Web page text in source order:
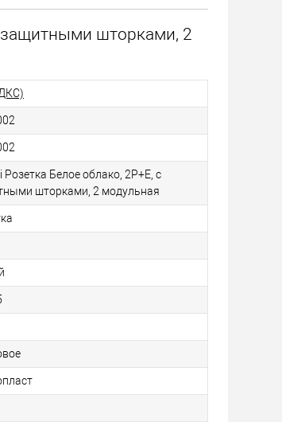
защитными шторками, 2
Розетка Белое облако, 2P+E, с
шторками, 2 модульная